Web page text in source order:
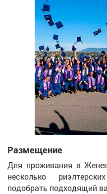
Размещение
Для проживания в
несколько
подобрать подходящий